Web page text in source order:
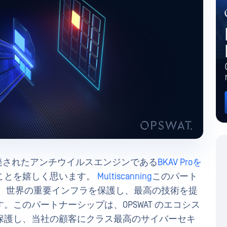
されたアンチウイルスエンジンであるBKAV Proを
を嬉しく思います。 Multiscanningこのパート
世界の重要インフラを保護し、最高の技術を提
このパートナーシップは、OPSWAT のエコシス
し、当社の顧客にクラス最高のサイバーセキ